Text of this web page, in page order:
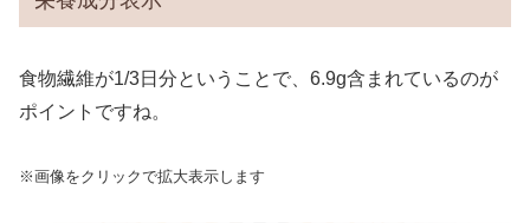
食物繊維が1/3日分ということで、6.9g含まれているのが
ポイントですね。
※画像をクリックで拡大表示します